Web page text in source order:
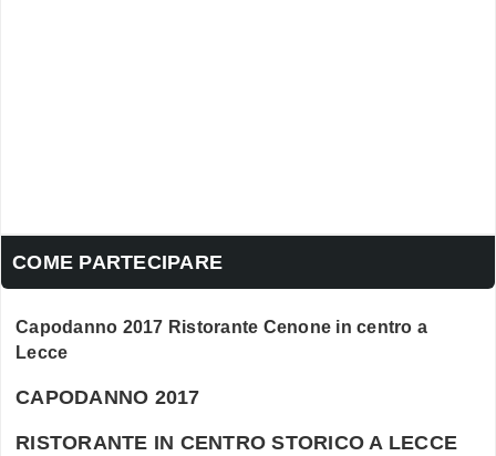
COME PARTECIPARE
Capodanno 2017 Ristorante Cenone in centro a
Lecce
CAPODANNO 2017
RISTORANTE IN CENTRO STORICO A LECCE